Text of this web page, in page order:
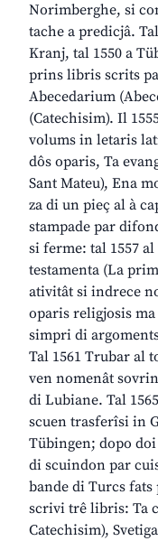
Norimberghe, si
tache a predicjâ.
Kranj, tal 1550 a
prins libris scrits
Abecedarium
(Catechisim). Il
volums in letaris
dôs oparis, Ta
Sant Mateu), Ena
za di un pieç al à
stampade par
si ferme: tal 1557
testamenta (La
ativitât si indrece
oparis religjosis
simpri di
Tal 1561 Trubar al
ven nomenât
di Lubiane. Tal
scuen trasferîsi in
Tübingen; dopo
di scuindon par
bande di Turcs
scrivi trê libris: Ta
Catechisim),